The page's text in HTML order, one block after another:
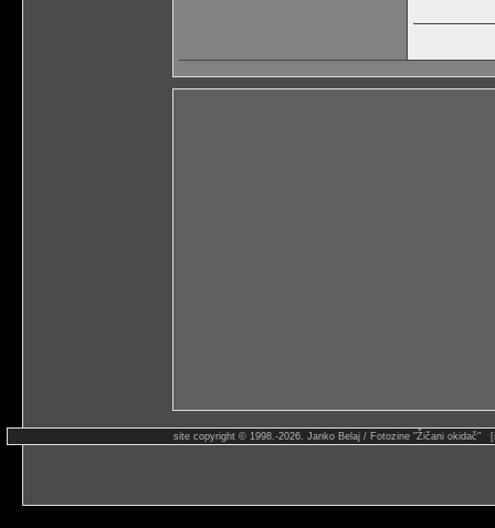
site copyright © 1998.-2026. Janko Belaj / Fotozine "Žičani okidač"